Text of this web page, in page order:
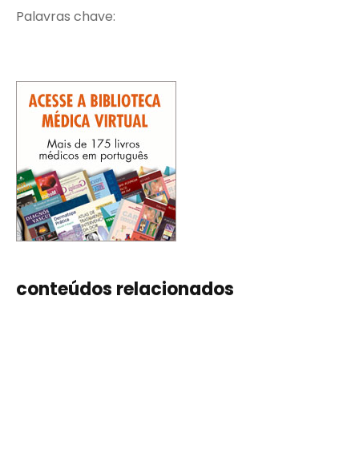
Palavras chave:
conteúdos relacionados